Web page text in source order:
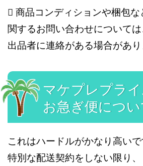
 商品コンディションや梱包な
関するお問い合わせについては
出品者に連絡がある場合があり
マケプレプラ
お急ぎ便につい
これはハードルがかなり高いで
特別な配送契約をしない限り、